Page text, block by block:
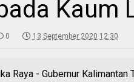
Kaum
0 13 September 2020 12:30
Raya - Gubernur Kalimantan